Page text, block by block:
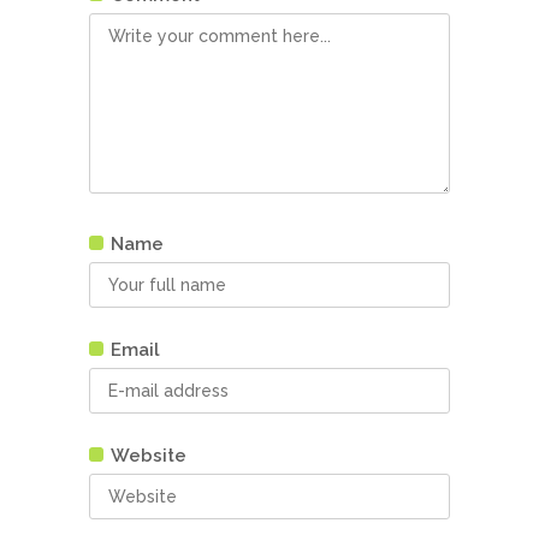
Name
Email
Website